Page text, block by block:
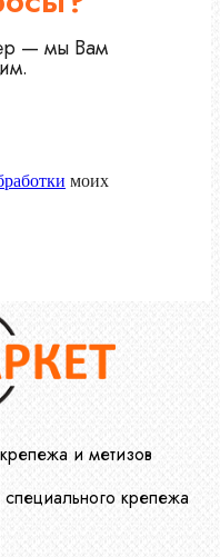
— мы Вам
моих
и метизов
крепежа